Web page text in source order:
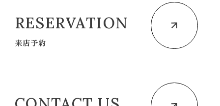
RESERVATION
来店予約